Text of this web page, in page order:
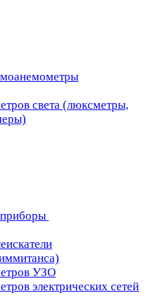
света (люксметры,
УЗО
электрических сетей